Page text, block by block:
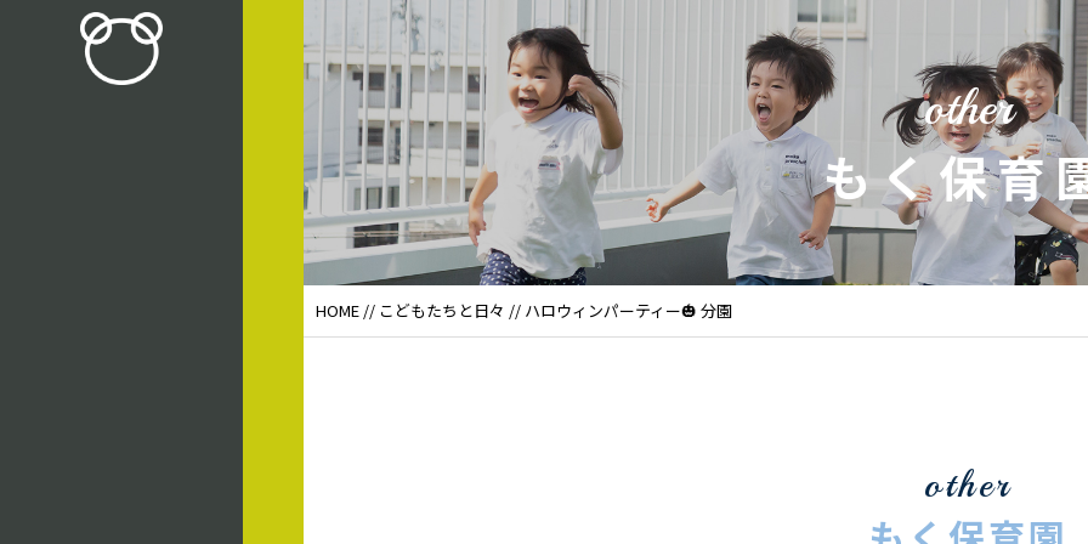
other
もく保育
HOME // こどもたちと日々 // ハロウィンパーティー🎃 分園
other